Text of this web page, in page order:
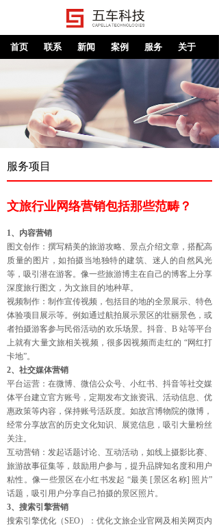
首页 联系 新闻 案例 服务 关于
服务项目
文旅行业网络营销包括那些范畴？
1、内容营销
图文创作：撰写精美的旅游攻略、景点介绍文章，搭配高
质量的图片，如拍摄当地独特的建筑、迷人的自然风光
等，吸引潜在游客。像一些旅游博主在自己的博客上分享
深度旅行图文，为文旅目的地种草。
视频制作：制作宣传视频，包括目的地的全景展示、特色
体验项目展示等。例如通过航拍展示景区的壮丽景色，或
者拍摄游客参与民俗活动的欢乐场景。抖音、B 站等平台
上就有大量文旅相关视频，很多因视频而走红的 “网红打
卡地”。
2、社交媒体营销
平台运营：在微博、微信公众号、小红书、抖音等社交媒
体平台建立官方账号，定期发布文旅资讯、活动信息、优
惠政策等内容，保持账号活跃度。如故宫博物院的微博，
经常分享故宫的历史文化知识、展览信息，吸引大量粉丝
关注。
互动营销：发起话题讨论、互动活动，如线上摄影比赛、
旅游故事征集等，鼓励用户参与，提升品牌知名度和用户
粘性。像一些景区在小红书发起 “最美 [景区名称] 照片”
话题，吸引用户分享自己拍摄的景区照片。
3、搜索引擎营销
搜索引擎优化（SEO）：优化文旅企业官网及相关网页内